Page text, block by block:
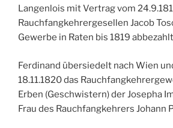
Langenlois mit Vertrag vom
Rauchfangkehrergesellen Jacob
Gewerbe in Raten bis 1819
Ferdinand übersiedelt nach Wien
18.11.1820 das
Erben (Geschwistern) der Josepha
Frau des Rauchfangkehrers Johann